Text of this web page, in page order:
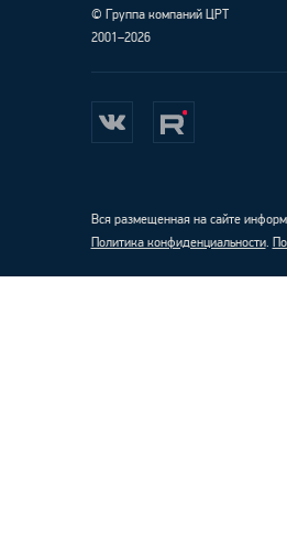
© Группа компаний ЦРТ
2001–2026
Вся размещенная на сайте
Политика конфиденциальности.